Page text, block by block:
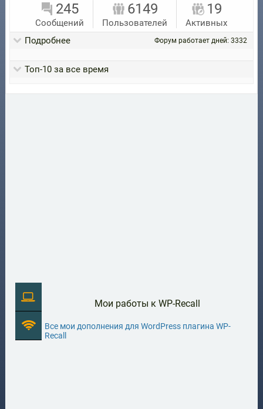
Мои работы к WP-Recall
Все мои дополнения для WordPress плагина WP-
Recall
245
Сообщений
6149
Пользователей
19
Активных
Подробнее
Форум работает дней: 3332
Toп-10 за все время